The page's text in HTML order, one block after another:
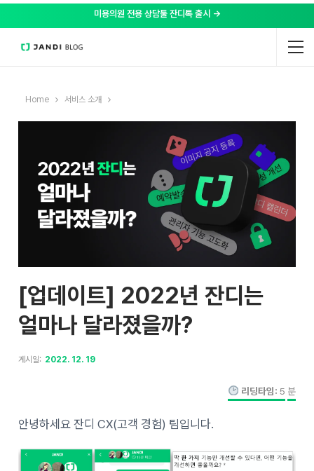
미용의원 전용 상담툴 잔디톡 출시 →
Home 서비스 소개
[업데이트] 2022년 잔디는
얼마나 달라졌을까?
게시일: 2022. 12. 19
리딩타임: 5 분
안녕하세요 잔디 CX(고객 경험) 팀입니다.